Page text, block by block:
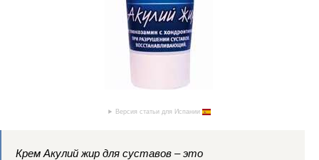
Версия статьи для Испании
Крем Акулий жир для суставов – это